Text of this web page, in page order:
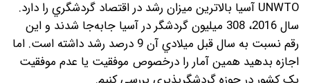
UNWTO آسيا بالاترين ميزان رشد در اقتصاد گردشگري را دارد.
سال 2016، 308 ميليون گردشگر در آسيا جابه‌جا شدند و اين
رقم نسبت به سال قبل ميلادي آن 9 درصد رشد داشته است. اما
اجازه بدهيد همين آمار را درخصوص موفقيت يا عدم موفقيت